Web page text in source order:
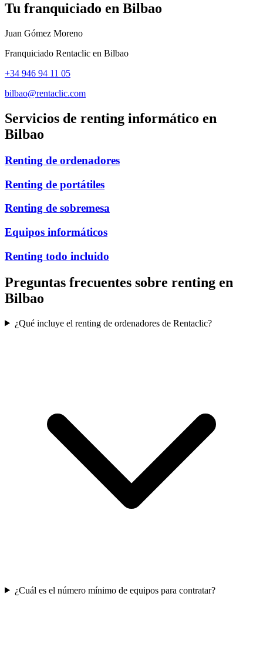
Tu franquiciado en Bilbao
Juan Gómez Moreno
Franquiciado Rentaclic en Bilbao
+34 946 94 11 05
bilbao@rentaclic.com
Servicios de renting informático en
Bilbao
Renting de ordenadores
Renting de portátiles
Renting de sobremesa
Equipos informáticos
Renting todo incluido
Preguntas frecuentes sobre renting en
Bilbao
¿Qué incluye el renting de ordenadores de Rentaclic?
¿Cuál es el número mínimo de equipos para contratar?